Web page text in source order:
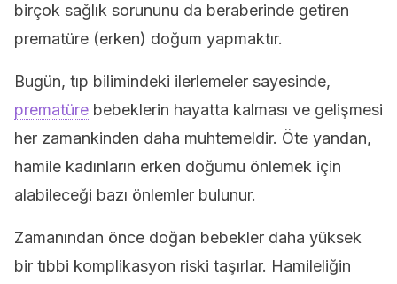
birçok sağlık sorununu da beraberinde getiren
prematüre (erken) doğum yapmaktır.
Bugün, tıp bilimindeki ilerlemeler sayesinde,
prematüre bebeklerin hayatta kalması ve gelişmesi
her zamankinden daha muhtemeldir. Öte yandan,
hamile kadınların erken doğumu önlemek için
alabileceği bazı önlemler bulunur.
Zamanından önce doğan bebekler daha yüksek
bir tıbbi komplikasyon riski taşırlar. Hamileliğin